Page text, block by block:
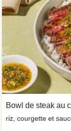
Bowl de steak au
riz, courgette et